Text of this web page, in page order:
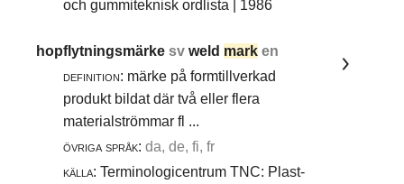
och gummiteknisk ordlista | 1986
hopflytningsmärkesvweld mark en
definition: märke på formtillverkad
produkt bildat där två eller flera
materialströmmar fl ...
övriga språk: da, de, fi, fr
källa: Terminologicentrum TNC: Plast-